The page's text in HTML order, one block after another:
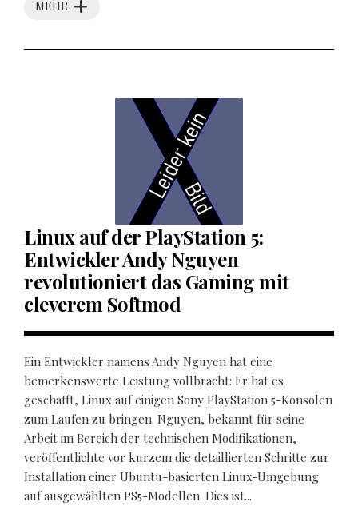
MEHR
Linux auf der PlayStation 5:
Entwickler Andy Nguyen
revolutioniert das Gaming mit
cleverem Softmod
Ein Entwickler namens Andy Nguyen hat eine
bemerkenswerte Leistung vollbracht: Er hat es
geschafft, Linux auf einigen Sony PlayStation 5-Konsolen
zum Laufen zu bringen. Nguyen, bekannt für seine
Arbeit im Bereich der technischen Modifikationen,
veröffentlichte vor kurzem die detaillierten Schritte zur
Installation einer Ubuntu-basierten Linux-Umgebung
auf ausgewählten PS5-Modellen. Dies ist...